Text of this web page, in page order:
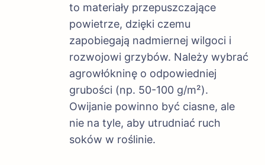
to materiały przepuszczające
powietrze, dzięki czemu
zapobiegają nadmiernej wilgoci i
rozwojowi grzybów. Należy wybrać
agrowłókninę o odpowiedniej
grubości (np. 50-100 g/m²).
Owijanie powinno być ciasne, ale
nie na tyle, aby utrudniać ruch
soków w roślinie.